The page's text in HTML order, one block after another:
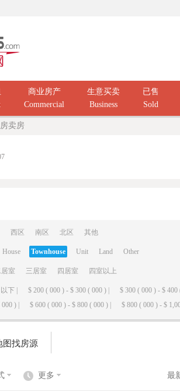
商业房产
Commercial
生意买卖
Business
已售
Sold
卖房
西区 南区 北区 其他
House Townhouse Unit Land Other
室 三居室 四居室 四室以上
下 | $ 200 ( 000 ) - $ 300 ( 000 ) | $ 300 ( 000 ) - $ 400
) |
$ 600 ( 000 ) - $ 800 ( 000 ) | $ 800 ( 000 ) - $
图找房源
更多 最